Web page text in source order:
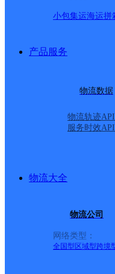
小包集运海运拼
产品服务
物流数据
物流轨迹API
服务时效API
物流大全
物流公司
网络类型：
全国型 区域型跨境